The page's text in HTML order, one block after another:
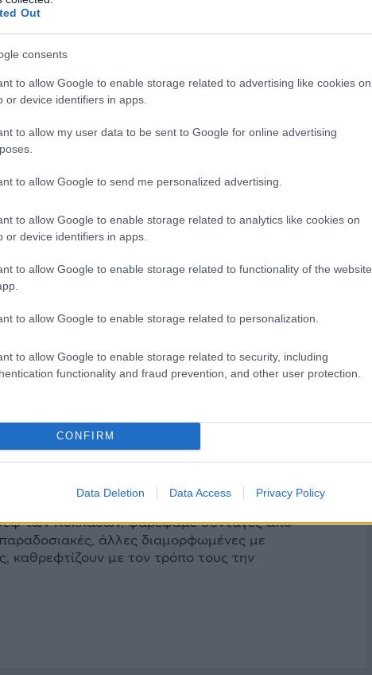
Out
consents
to allow Google to enable storage related to advertising like cookies on
or device identifiers in apps.
to allow my user data to be sent to Google for online advertising
to allow Google to send me personalized advertising.
to allow Google to enable storage related to analytics like cookies on
or device identifiers in apps.
to allow Google to enable storage related to functionality of the website
to allow Google to enable storage related to personalization.
to allow Google to enable storage related to security, including
functionality and fraud prevention, and other user protection.
CONFIRM
Data Deletion Data Access Privacy Policy
Κυκλάδες
των Κυκλάδων, ψαρέψαμε συνταγές από
άλλες διαμορφωμένες με
καθρεφτίζουν με τον τρόπο τους την